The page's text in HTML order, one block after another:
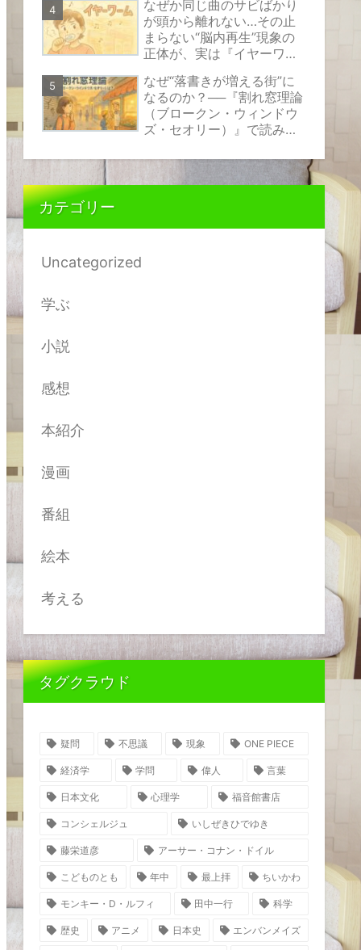
きる対処法をやさしく解説
なぜか同じ曲のサビばかり
が頭から離れない…その止
まらない“脳内再生”現象の
正体が、実は『イヤーワー
す。
なぜ“落書きが増える街”に
なるのか？──『割れ窓理論
（ブロークン・ウィンドウ
ズ・セオリー）』で読み解
インの正体
カテゴリー
Uncategorized
学ぶ
小説
感想
本紹介
漫画
番組
絵本
考える
タグクラウド
疑問 不思議 現象 ONE PIECE
経済学 学問 偉人 言葉
日本文化 心理学 福音館書店
コンシェルジュ いしぜきひでゆき
藤栄道彦 アーサー・コナン・ドイル
こどものとも 年中 最上拝 ちいかわ
モンキー・D・ルフィ 田中一行 科学
歴史 アニメ 日本史 エンバンメイズ